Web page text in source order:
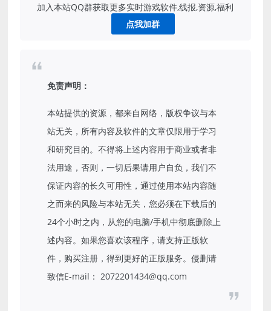
加入本站QQ群获取更多实时游戏软件,线报,资源,福利
点我加群
免责声明：
本站提供的资源，都来自网络，版权争议与本
站无关，所有内容及软件的文章仅限用于学习
和研究目的。不得将上述内容用于商业或者非
法用途，否则，一切后果请用户自负，我们不
保证内容的长久可用性，通过使用本站内容随
之而来的风险与本站无关，您必须在下载后的
24个小时之内，从您的电脑/手机中彻底删除上
述内容。如果您喜欢该程序，请支持正版软
件，购买注册，得到更好的正版服务。侵删请
致信E-mail： 2072201434@qq.com